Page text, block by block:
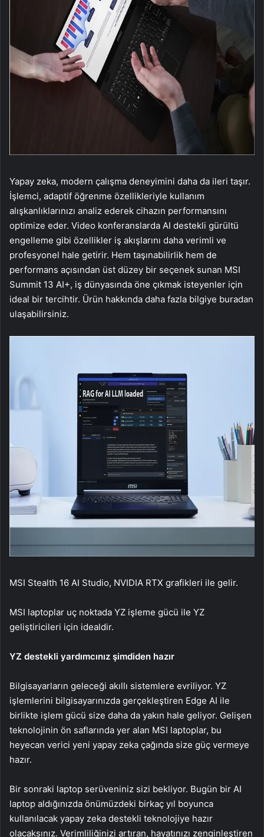
Yapay zeka, modern çalışma deneyimini daha da ileri taşır.
İşlemci, adaptif öğrenme özellikleriyle kullanım
alışkanlıklarınızı analiz ederek cihazın performansını
optimize eder. Video konferanslarda AI destekli gürültü
engelleme gibi özellikler iş akışlarını daha verimli ve
profesyonel hale getirir. Hem taşınabilirlik hem de
performans açısından üst düzey bir seçenek sunan MSI
Summit 13 AI+, iş dünyasında öne çıkmak isteyenler için
ideal bir tercihtir. Ürün hakkında daha fazla bilgiye buradan
ulaşabilirsiniz.
MSI Stealth 16 AI Studio, NVIDIA RTX grafikleri ile gelir.
MSI laptoplar uç noktada YZ işleme gücü ile YZ
geliştiricileri için idealdir.
YZ destekli yardımcınız şimdiden hazır
Bilgisayarların geleceği akıllı sistemlere evriliyor. YZ
işlemlerini bilgisayarınızda gerçekleştiren Edge AI ile
birlikte işlem gücü size daha da yakın hale geliyor. Gelişen
teknolojinin ön saflarında yer alan MSI laptoplar, bu
heyecan verici yeni yapay zeka çağında size güç vermeye
hazır.
Bir sonraki laptop serüveniniz sizi bekliyor. Bugün bir AI
laptop aldığınızda önümüzdeki birkaç yıl boyunca
kullanılacak yapay zeka destekli teknolojiye hazır
olacaksınız. Verimliliğinizi artıran, hayatınızı zenginleştiren